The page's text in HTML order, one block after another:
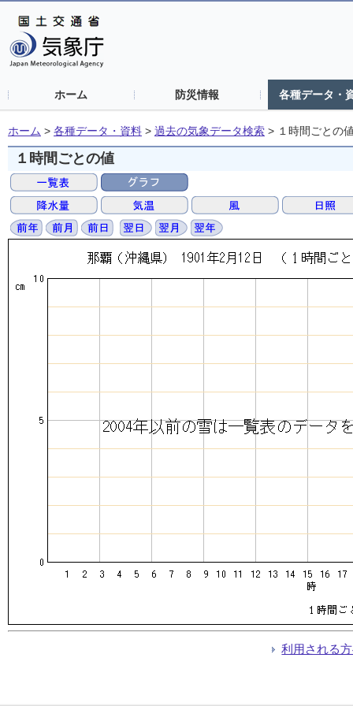
ホーム 防災情報 各種データ・
ホーム > 各種データ・資料 > 過去の気象データ検索 > １時間ごとの
１時間ごとの値
利用される